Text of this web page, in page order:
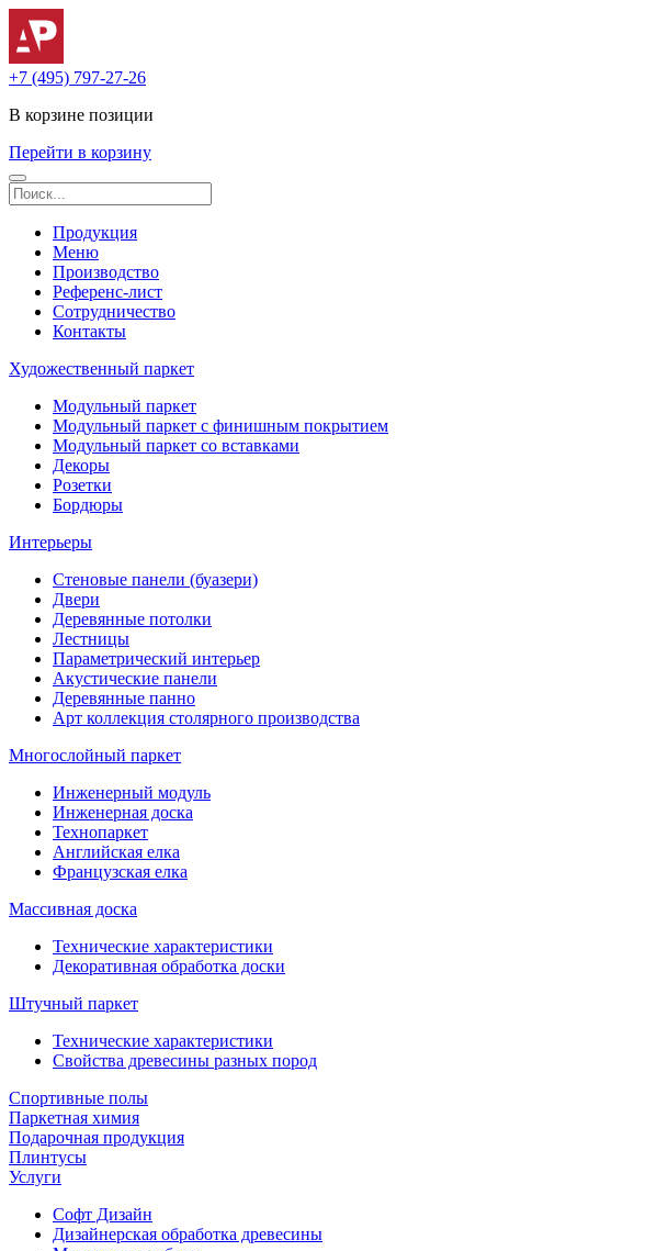
+7 (495) 797-27-26
В корзине позиции
Перейти в корзину
Продукция
Меню
Производство
Референс-лист
Сотрудничество
Контакты
Художественный паркет
Модульный паркет
Модульный паркет с финишным покрытием
Модульный паркет со вставками
Декоры
Розетки
Бордюры
Интерьеры
Стеновые панели (буазери)
Двери
Деревянные потолки
Лестницы
Параметрический интерьер
Акустические панели
Деревянные панно
Арт коллекция столярного производства
Многослойный паркет
Инженерный модуль
Инженерная доска
Технопаркет
Английская елка
Французская елка
Массивная доска
Технические характеристики
Декоративная обработка доски
Штучный паркет
Технические характеристики
Свойства древесины разных пород
Спортивные полы
Паркетная химия
Подарочная продукция
Плинтусы
Услуги
Софт Дизайн
Дизайнерская обработка древесины